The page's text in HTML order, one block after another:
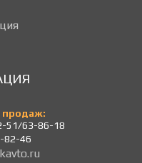
продаж:
51/63-86-18
82-46